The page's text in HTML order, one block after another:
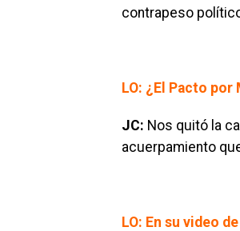
contrapeso
LO: ¿El Pacto
JC: Nos quitó la
acuerpamiento
LO: En su video